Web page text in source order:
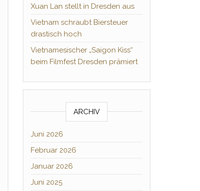
Xuan Lan stellt in Dresden aus
Vietnam schraubt Biersteuer
drastisch hoch
Vietnamesischer „Saigon Kiss“
beim Filmfest Dresden prämiert
ARCHIV
Juni 2026
Februar 2026
Januar 2026
Juni 2025